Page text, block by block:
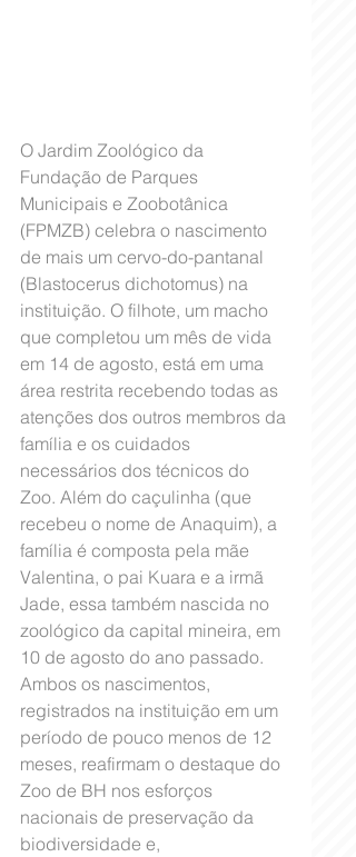
O Jardim Zoológico da
Fundação de Parques
Municipais e Zoobotânica
(FPMZB) celebra o nascimento
de mais um cervo-do-pantanal
(Blastocerus dichotomus) na
instituição. O filhote, um macho
que completou um mês de vida
em 14 de agosto, está em uma
área restrita recebendo todas as
atenções dos outros membros da
família e os cuidados
necessários dos técnicos do
Zoo. Além do caçulinha (que
recebeu o nome de Anaquim), a
família é composta pela mãe
Valentina, o pai Kuara e a irmã
Jade, essa também nascida no
zoológico da capital mineira, em
10 de agosto do ano passado.
Ambos os nascimentos,
registrados na instituição em um
período de pouco menos de 12
meses, reafirmam o destaque do
Zoo de BH nos esforços
nacionais de preservação da
biodiversidade e,